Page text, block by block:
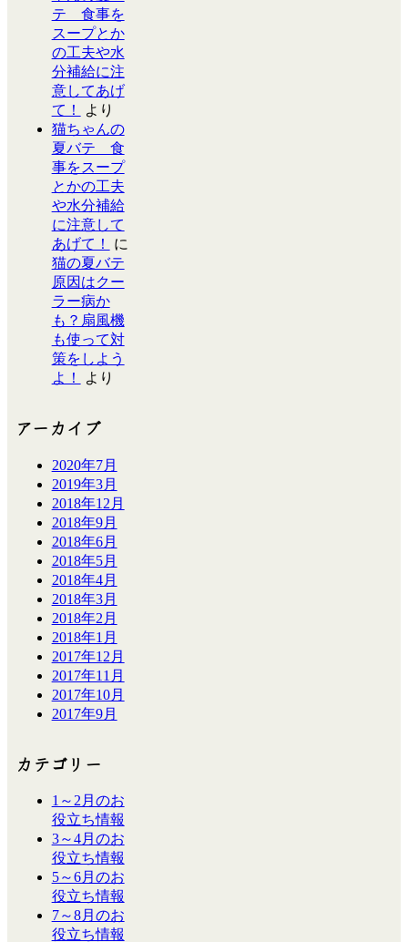
テ 食事を
スープとか
の工夫や水
分補給に注
意してあげ
て！
より
猫ちゃんの
夏バテ 食
事をスープ
とかの工夫
や水分補給
に注意して
あげて！
に
猫の夏バテ
原因はクー
ラー病か
も？扇風機
も使って対
策をしよう
よ！
より
アーカイブ
2020年7月
2019年3月
2018年12月
2018年9月
2018年6月
2018年5月
2018年4月
2018年3月
2018年2月
2018年1月
2017年12月
2017年11月
2017年10月
2017年9月
カテゴリー
1～2月のお
役立ち情報
3～4月のお
役立ち情報
5～6月のお
役立ち情報
7～8月のお
役立ち情報